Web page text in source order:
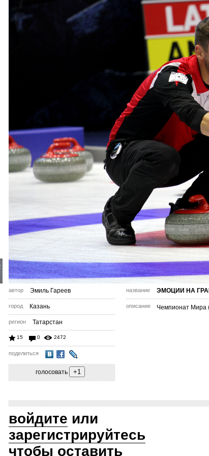
автор Эмиль Гареев
город Казань
регион Татарстан
15 0 2472
поделиться
голосовать
название ЭМОЦИИ НА
описание Чемпионат Мира
войдите или
зарегистрируйтесь
чтобы оставить